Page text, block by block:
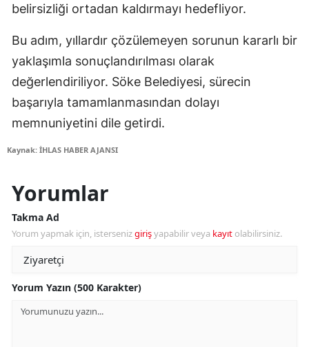
belirsizliği ortadan kaldırmayı hedefliyor.
Bu adım, yıllardır çözülemeyen sorunun kararlı bir
yaklaşımla sonuçlandırılması olarak
değerlendiriliyor. Söke Belediyesi, sürecin
başarıyla tamamlanmasından dolayı
memnuniyetini dile getirdi.
Kaynak: İHLAS HABER AJANSI
Yorumlar
Takma Ad
Yorum yapmak için, istersenizgirişyapabilir veya kayıt olabilirsiniz.
Yorum Yazın (500 Karakter)